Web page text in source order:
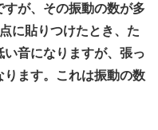
が、その振動の数が多
に貼りつけたとき、た
音になりますが、張っ
ます。これは振動の数